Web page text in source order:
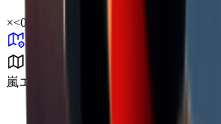
×<0.01
嵐エリア B2